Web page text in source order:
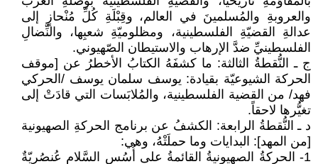
والعروبةِ والمُسلمينَ في العالم، وقِبْلَةِ كُلِّ مُنْحازٍ إلى
عدالةِ القضيّةِ الفلسطينية، ومظلوميّةِ شعبِها، والنِّضالِ
الفلسطينيِّ ضدَّ الإرهاب والاستيطان الصّهيوني.
ج ـ النُّقطةُ الثالثة: ما كشفَهُ الكتابُ الأخطرُ عن [موقف
الحركة الشيوعيّة بقيادة: يوسف سلمان يوسف /الحركي
فهد/ من القضية الفلسطينية، والمُلابَسات التي قادَتْ إلى
تغيُّرها لاحقاً.
د ـ النُّقطةُ الرابعة: الكشفُ عن برنامج الحركةِ الصهيونية
[من المهد]: البدايات وما حملَتْهُ، وهي:
1- الحركةُ الصهيونيةُ القائمةُ على أُسُسِ السَّلام عُنصُرِيّةٌ